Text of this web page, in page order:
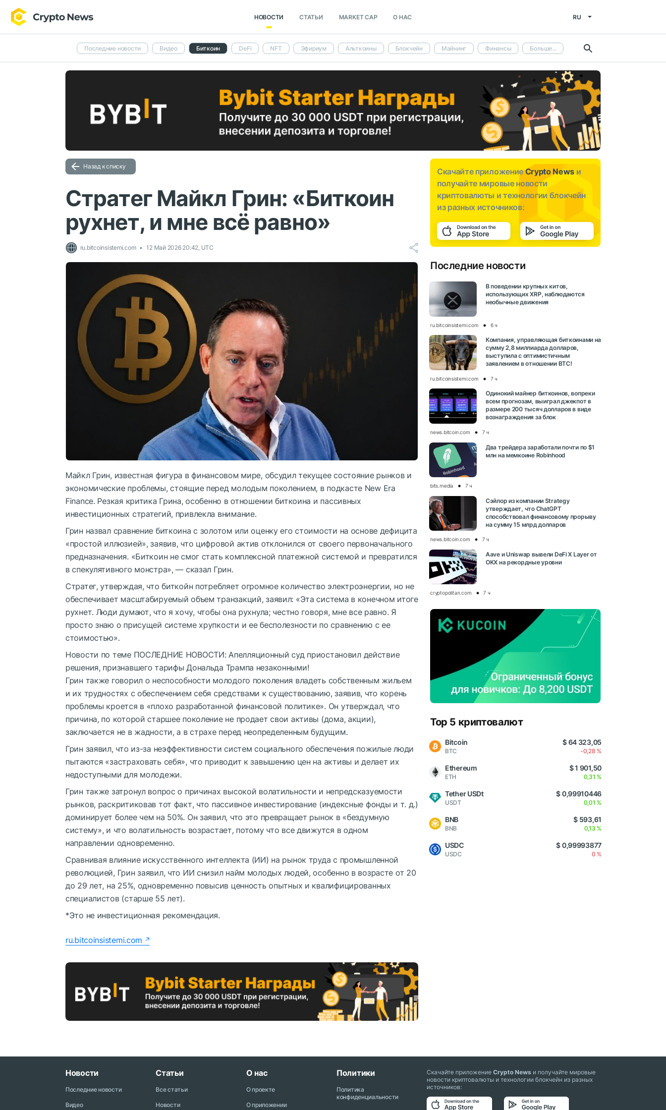
НОВОСТИ СТАТЬИ MARKET CAP О НАС RU
Последние новости Видео Биткоин DeFi NFT Эфириум Альткоины Блокчейн Майнинг Финансы Больше...
Назад к списку
Стратег Майкл Грин: «Биткоин
рухнет, и мне всё равно»
ru.bitcoinsistemi.com 12 Май 2026 20:42, UTC
Майкл Грин, известная фигура в финансовом мире, обсудил текущее состояние рынков и
экономические проблемы, стоящие перед молодым поколением, в подкасте New Era
Finance. Резкая критика Грина, особенно в отношении биткоина и пассивных
инвестиционных стратегий, привлекла внимание.
Грин назвал сравнение биткоина с золотом или оценку его стоимости на основе дефицита
«простой иллюзией», заявив, что цифровой актив отклонился от своего первоначального
предназначения. «Биткоин не смог стать комплексной платежной системой и превратился
в спекулятивного монстра», — сказал Грин.
Стратег, утверждая, что биткойн потребляет огромное количество электроэнергии, но не
обеспечивает масштабируемый объем транзакций, заявил: «Эта система в конечном итоге
рухнет. Люди думают, что я хочу, чтобы она рухнула; честно говоря, мне все равно. Я
просто знаю о присущей системе хрупкости и ее бесполезности по сравнению с ее
стоимостью».
Новости по теме ПОСЛЕДНИЕ НОВОСТИ: Апелляционный суд приостановил действие
решения, признавшего тарифы Дональда Трампа незаконными!
Грин также говорил о неспособности молодого поколения владеть собственным жильем
и их трудностях с обеспечением себя средствами к существованию, заявив, что корень
проблемы кроется в «плохо разработанной финансовой политике». Он утверждал, что
причина, по которой старшее поколение не продает свои активы (дома, акции),
заключается не в жадности, а в страхе перед неопределенным будущим.
Грин заявил, что из-за неэффективности систем социального обеспечения пожилые люди
пытаются «застраховать себя», что приводит к завышению цен на активы и делает их
недоступными для молодежи.
Грин также затронул вопрос о причинах высокой волатильности и непредсказуемости
рынков, раскритиковав тот факт, что пассивное инвестирование (индексные фонды и т. д.)
доминирует более чем на 50%. Он заявил, что это превращает рынок в «бездумную
систему», и что волатильность возрастает, потому что все движутся в одном
направлении одновременно.
Сравнивая влияние искусственного интеллекта (ИИ) на рынок труда с промышленной
революцией, Грин заявил, что ИИ снизил найм молодых людей, особенно в возрасте от 20
до 29 лет, на 25%, одновременно повысив ценность опытных и квалифицированных
специалистов (старше 55 лет).
*Это не инвестиционная рекомендация.
ru.bitcoinsistemi.com
Скачайте приложениеCrypto News и
получайте мировые новости
криптовалюты и технологии блокчейн
из разных источников:
Последние новости
В поведении крупных китов,
использующих XRP, наблюдаются
необычные движения
ru.bitcoinsistemi.com 6 ч
Компания, управляющая биткоинами на
сумму 2,8 миллиарда долларов,
выступила с оптимистичным
заявлением в отношении BTC!
ru.bitcoinsistemi.com 7 ч
Одинокий майнер биткоинов, вопреки
всем прогнозам, выиграл джекпот в
размере 200 тысяч долларов в виде
вознаграждения за блок
news.bitcoin.com 7 ч
Два трейдера заработали почти по $1
млн на мемкоине Robinhood
bits.media 7 ч
Сэйлор из компании Strategy
утверждает, что ChatGPT
способствовал финансовому прорыву
на сумму 15 млрд долларов
news.bitcoin.com 7 ч
Aave и Uniswap вывели DeFi X Layer от
OKX на рекордные уровни
cryptopolitan.com 7 ч
Top 5 криптовалют
Bitcoin
BTC
$ 64 323,05
-0,28 %
Ethereum
ETH
$ 1 901,50
0,31 %
Tether USDt
USDT
$ 0,99910446
0,01 %
BNB
BNB
$ 593,61
0,13 %
USDC
USDC
$ 0,99993877
0 %
Новости
Последние новости
Видео
Статьи
Все статьи
Новости
О нас
О проекте
О приложении
Политики
Политика
конфиденциальности
Скачайте приложениеCrypto News и получайте мировые
новости криптовалюты и технологии блокчейн из разных
источников: